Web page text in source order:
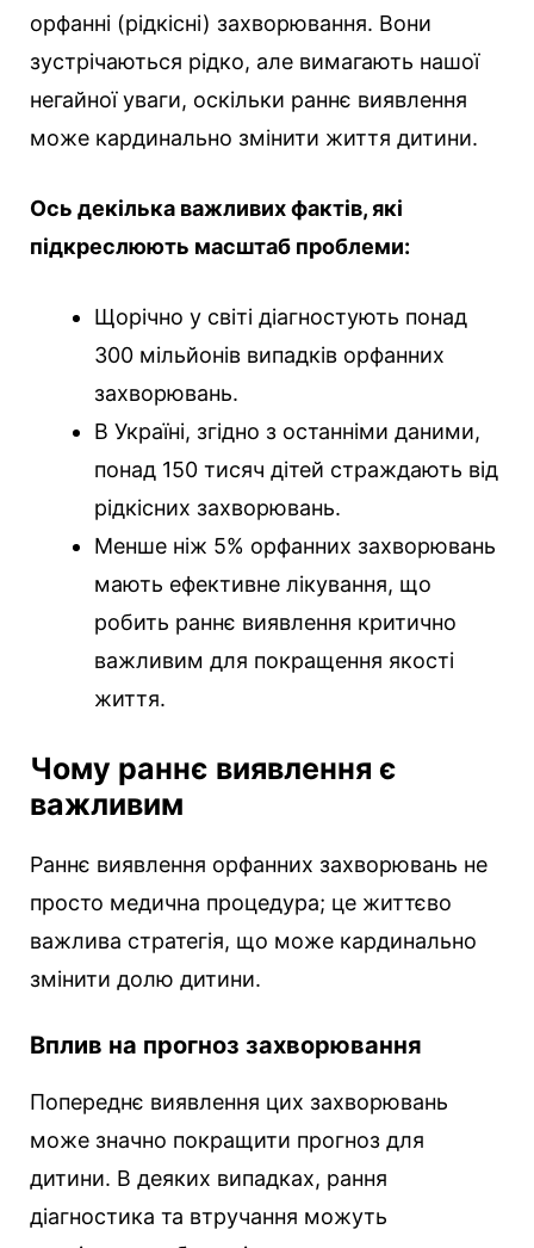
орфанні (рідкісні) захворювання. Вони
зустрічаються рідко, але вимагають нашої
негайної уваги, оскільки раннє виявлення
може кардинально змінити життя дитини.
Ось декілька важливих фактів, які
підкреслюють масштаб проблеми:
Щорічно у світі діагностують понад
300 мільйонів випадків орфанних
захворювань.
В Україні, згідно з останніми даними,
понад 150 тисяч дітей страждають від
рідкісних захворювань.
Менше ніж 5% орфанних захворювань
мають ефективне лікування, що
робить раннє виявлення критично
важливим для покращення якості
життя.
Чому раннє виявлення є
важливим
Раннє виявлення орфанних захворювань не
просто медична процедура; це життєво
важлива стратегія, що може кардинально
змінити долю дитини.
Вплив на прогноз захворювання
Попереднє виявлення цих захворювань
може значно покращити прогноз для
дитини. В деяких випадках, рання
діагностика та втручання можуть